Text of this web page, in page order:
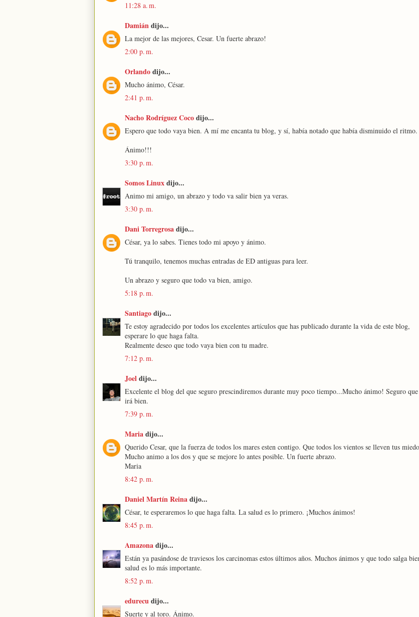
11:28 a. m.
Damiándijo...
La mejor de las mejores, Cesar. Un fuerte abrazo!
2:00 p. m.
Orlandodijo...
Mucho ánimo, César.
2:41 p. m.
Nacho Rodríguez Cocodijo...
Espero que todo vaya bien. A mí me encanta tu blog, y sí, había notado que había disminuido el ritmo.
Ánimo!!!
3:30 p. m.
Somos Linuxdijo...
Animo mi amigo, un abrazo y todo va salir bien ya veras.
3:30 p. m.
Dani Torregrosadijo...
César, ya lo sabes. Tienes todo mi apoyo y ánimo.
Tú tranquilo, tenemos muchas entradas de ED antiguas para leer.
Un abrazo y seguro que todo va bien, amigo.
5:18 p. m.
Santiagodijo...
Te estoy agradecido por todos los excelentes artículos que has publicado durante la vida de este blog,
esperare lo que haga falta.
Realmente deseo que todo vaya bien con tu madre.
7:12 p. m.
Joeldijo...
Excelente el blog del que seguro prescindiremos durante muy poco tiempo...Mucho ánimo! Seguro
irá bien.
7:39 p. m.
Mariadijo...
Querido Cesar, que la fuerza de todos los mares esten contigo. Que todos los vientos se lleven tus
Mucho animo a los dos y que se mejore lo antes posible. Un fuerte abrazo.
Maria
8:42 p. m.
Daniel Martín Reinadijo...
César, te esperaremos lo que haga falta. La salud es lo primero. ¡Muchos ánimos!
8:45 p. m.
Amazonadijo...
Están ya pasándose de traviesos los carcinomas estos últimos años. Muchos ánimos y que todo salga
salud es lo más importante.
8:52 p. m.
edurecudijo...
Suerte y al toro. Ánimo.